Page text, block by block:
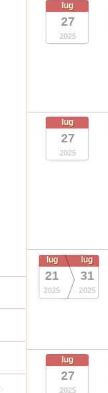
lug
27
2025
lug
27
2025
lug
21
2025
lug
31
2025
lug
27
2025